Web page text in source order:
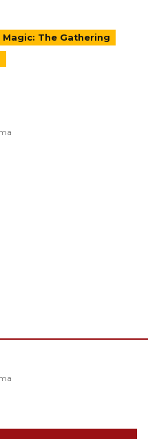
Magic: The Gathering